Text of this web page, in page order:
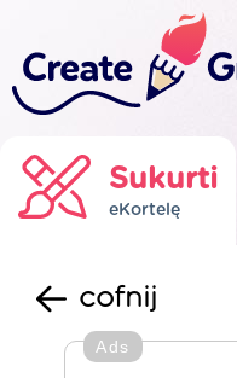
Sukurti
eKortelę
cofnij
Ads